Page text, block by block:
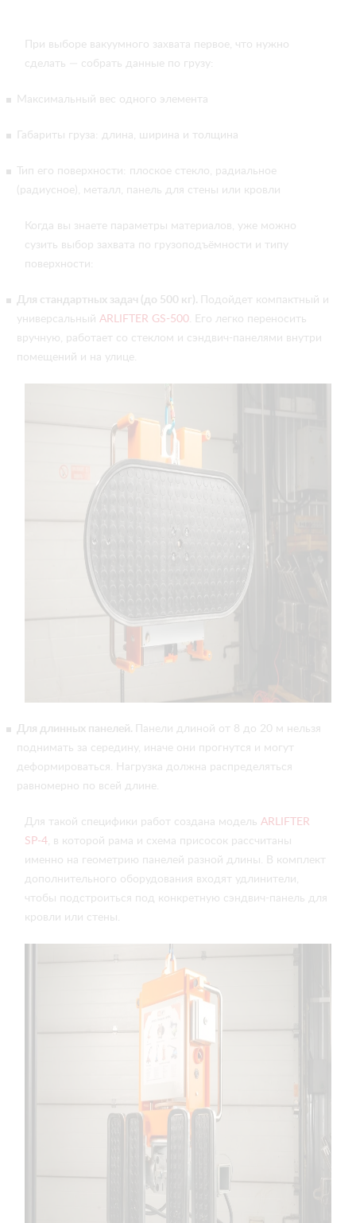
При выборе вакуумного захвата первое, что нужно
сделать — собрать данные по грузу:
Максимальный вес одного элемента
Габариты груза: длина, ширина и толщина
Тип его поверхности: плоское стекло, радиальное
(радиусное), металл, панель для стены или кровли
Когда вы знаете параметры материалов, уже можно
сузить выбор захвата по грузоподъёмности и типу
поверхности:
Для стандартных задач (до 500 кг).
Подойдет компактный и
универсальный ARLIFTER GS-500. Его легко переносить
вручную, работает со стеклом и сэндвич-панелями внутри
помещений и на улице.
Для длинных панелей.
Панели длиной от 8 до 20 м нельзя
поднимать за середину, иначе они прогнутся и могут
деформироваться. Нагрузка должна распределяться
равномерно по всей длине.
Для такой специфики работ создана модель ARLIFTER
SP‑4, в которой рама и схема присосок рассчитаны
именно на геометрию панелей разной длины. В комплект
дополнительного оборудования входят удлинители,
чтобы подстроиться под конкретную сэндвич-панель для
кровли или стены.